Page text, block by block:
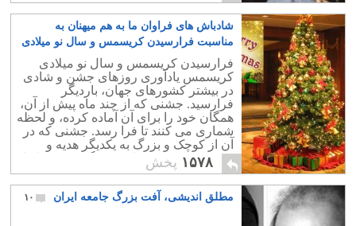
شادباش های فراوان ما به هم میهنان به
مناسبت فرارسیدن کریسمس و سال نو میلادی
فرارسیدن کریسمس و سال نو میلادی
کریسمس یادآوری روزهای جشن و شادی
در بیشتر کشورهای جهان، باردیگر
فرارسید. جشنی که از چند ماه پیش از آن،
همگان خود را برای آن آماده کرده، و لحظه
شماری می کنند تا فرا رسد. جشنی که در
آن از کوچک و بزرگ به یکدیگر هدیه و
عیدی می دهند و برای همدیگربهترین ها را
آرزوی دارند.
۱۵۷۸ پخش
مطلق اندیشی، آفت بزرگ جامعه ایران ۱۰